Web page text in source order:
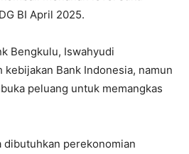
BI April 2025.
Bengkulu, Iswahyudi
Bank Indonesia, namun
peluang untuk memangkas
dibutuhkan perekonomian